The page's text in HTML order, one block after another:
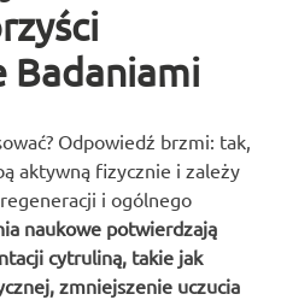
Badaniami
Odpowiedź brzmi: tak,
aktywną fizycznie i zależy
i ogólnego
naukowe potwierdzają
cytruliną, takie jak
zmniejszenie uczucia